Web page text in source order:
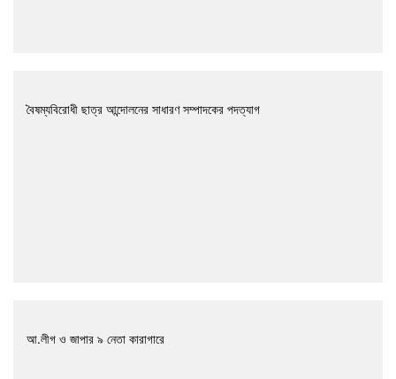
বৈষম্যবিরোধী ছাত্র আন্দোলনের সাধারণ সম্পাদকের পদত্যাগ
আ.লীগ ও জাপার ৯ নেতা কারাগারে